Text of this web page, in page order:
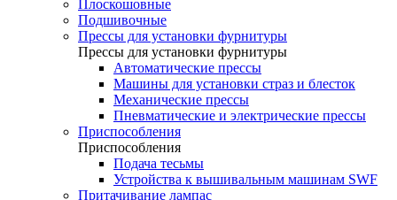
Плоскошовные
Подшивочные
Прессы для установки фурнитуры
Прессы для установки фурнитуры
Автоматические прессы
Машины для установки страз и блесток
Механические прессы
Пневматические и электрические прессы
Приспособления
Приспособления
Подача тесьмы
Устройства к вышивальным машинам SWF
Притачивание лампас